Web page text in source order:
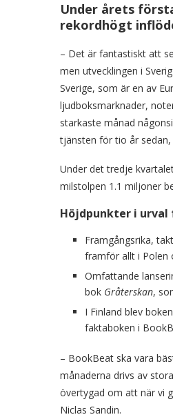
Under årets
rekordhögt
– Det är fantastiskt att
men utvecklingen i
Sverige, som är en av
ljudboksmarknader,
starkaste månad
tjänsten för tio år sedan,
Under det tredje
milstolpen 1.1 miljoner
Höjdpunkter i urval
Framgångsrika,
framför allt i Polen
Omfattande
bok Gråterskan,
I Finland blev boken
faktaboken i
– BookBeat ska vara
månaderna drivs av
övertygad om att när vi
Niclas Sandin.